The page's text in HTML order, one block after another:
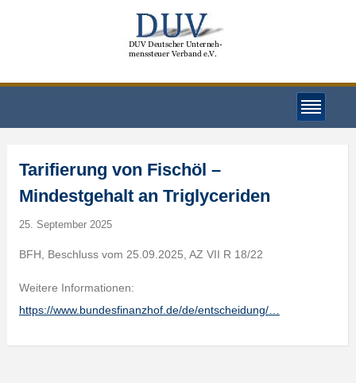
Tarifierung von Fischöl –
Mindestgehalt an Triglyceriden
25. September 2025
BFH, Beschluss vom 25.09.2025, AZ VII R 18/22
Weitere Informationen:
https://www.bundesfinanzhof.de/de/entscheidung/…